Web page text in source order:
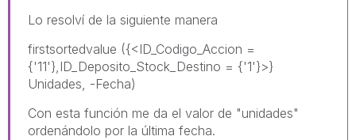
Lo resolví de la siguiente manera
firstsortedvalue ({<ID_Codigo_Accion =
{'11'},ID_Deposito_Stock_Destino = {'1'}>}
Unidades, -Fecha)
Con esta función me da el valor de "unidades"
ordenándolo por la última fecha.